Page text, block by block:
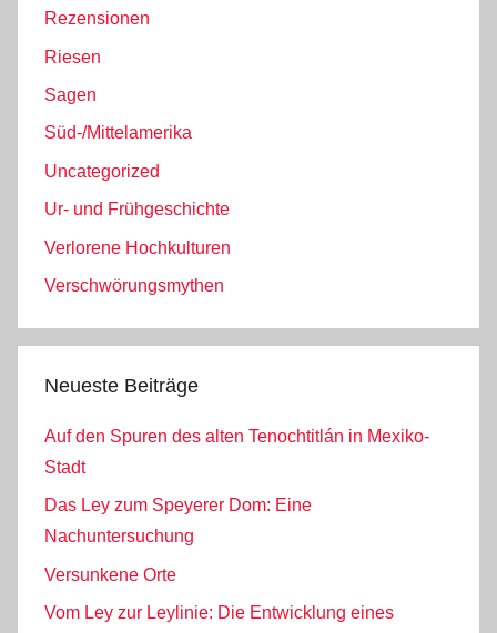
Rezensionen
Riesen
Sagen
Süd-/Mittelamerika
Uncategorized
Ur- und Frühgeschichte
Verlorene Hochkulturen
Verschwörungsmythen
Neueste Beiträge
Auf den Spuren des alten Tenochtitlán in Mexiko-
Stadt
Das Ley zum Speyerer Dom: Eine
Nachuntersuchung
Versunkene Orte
Vom Ley zur Leylinie: Die Entwicklung eines